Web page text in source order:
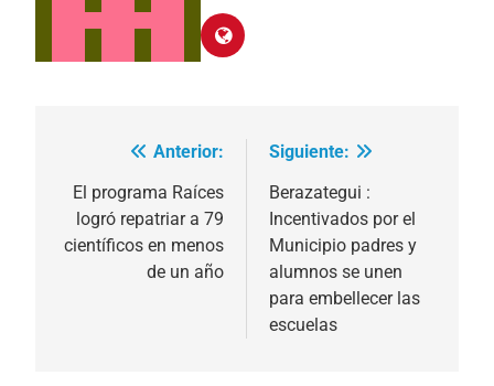
Navegación
de
entradas
Anterior:
El programa Raíces
logró repatriar a 79
científicos en menos
de un año
Siguiente:
Berazategui :
Incentivados por el
Municipio padres y
alumnos se unen
para embellecer las
escuelas